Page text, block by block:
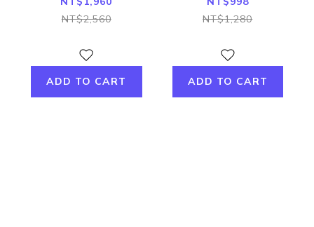
NT$2,560
ADD TO CART
NT$1,280
ADD TO CART